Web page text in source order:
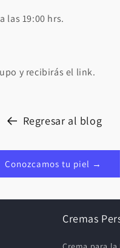
las 19:00 hrs.
y recibirás el link.
Regresar al blog
Conozcamos tu piel →
Cremas